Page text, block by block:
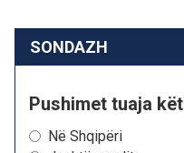
SONDAZH
Pushimet tuaja
Në Shqipëri